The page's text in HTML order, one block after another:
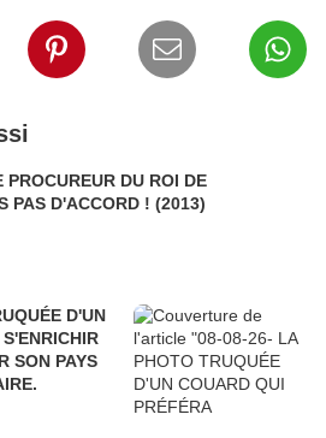
DU ROI DE
BRUXELLES, JE NE SUIS PAS D'ACCORD ! (2013)
SON PAYS